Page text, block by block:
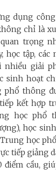
dụng
chỉ là
trọng
học tập, các
giải
sinh hoạt
phổ thông
kết hợp
học phổ
học
học
tiếp giảng
điểm cầu,